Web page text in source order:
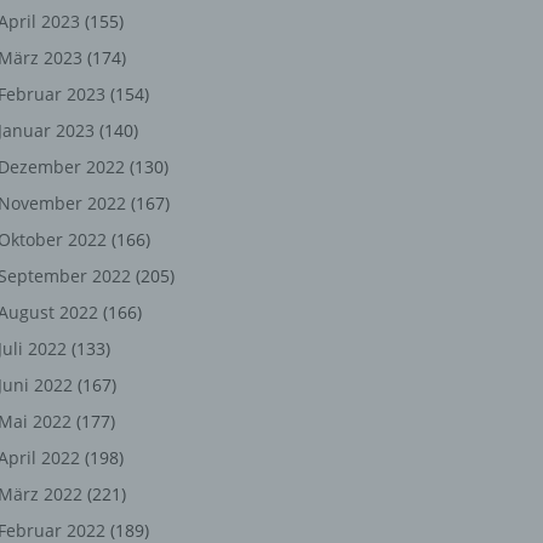
2023 (155)
März 2023 (174)
Februar 2023 (154)
Januar 2023 (140)
Dezember 2022 (130)
November 2022 (167)
Oktober 2022 (166)
September 2022 (205)
2022 (166)
Juli 2022 (133)
Juni 2022 (167)
Mai 2022 (177)
2022 (198)
März 2022 (221)
Februar 2022 (189)
oder